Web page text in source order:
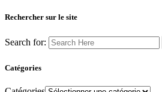
Rechercher sur le site
Search for:
Catégories